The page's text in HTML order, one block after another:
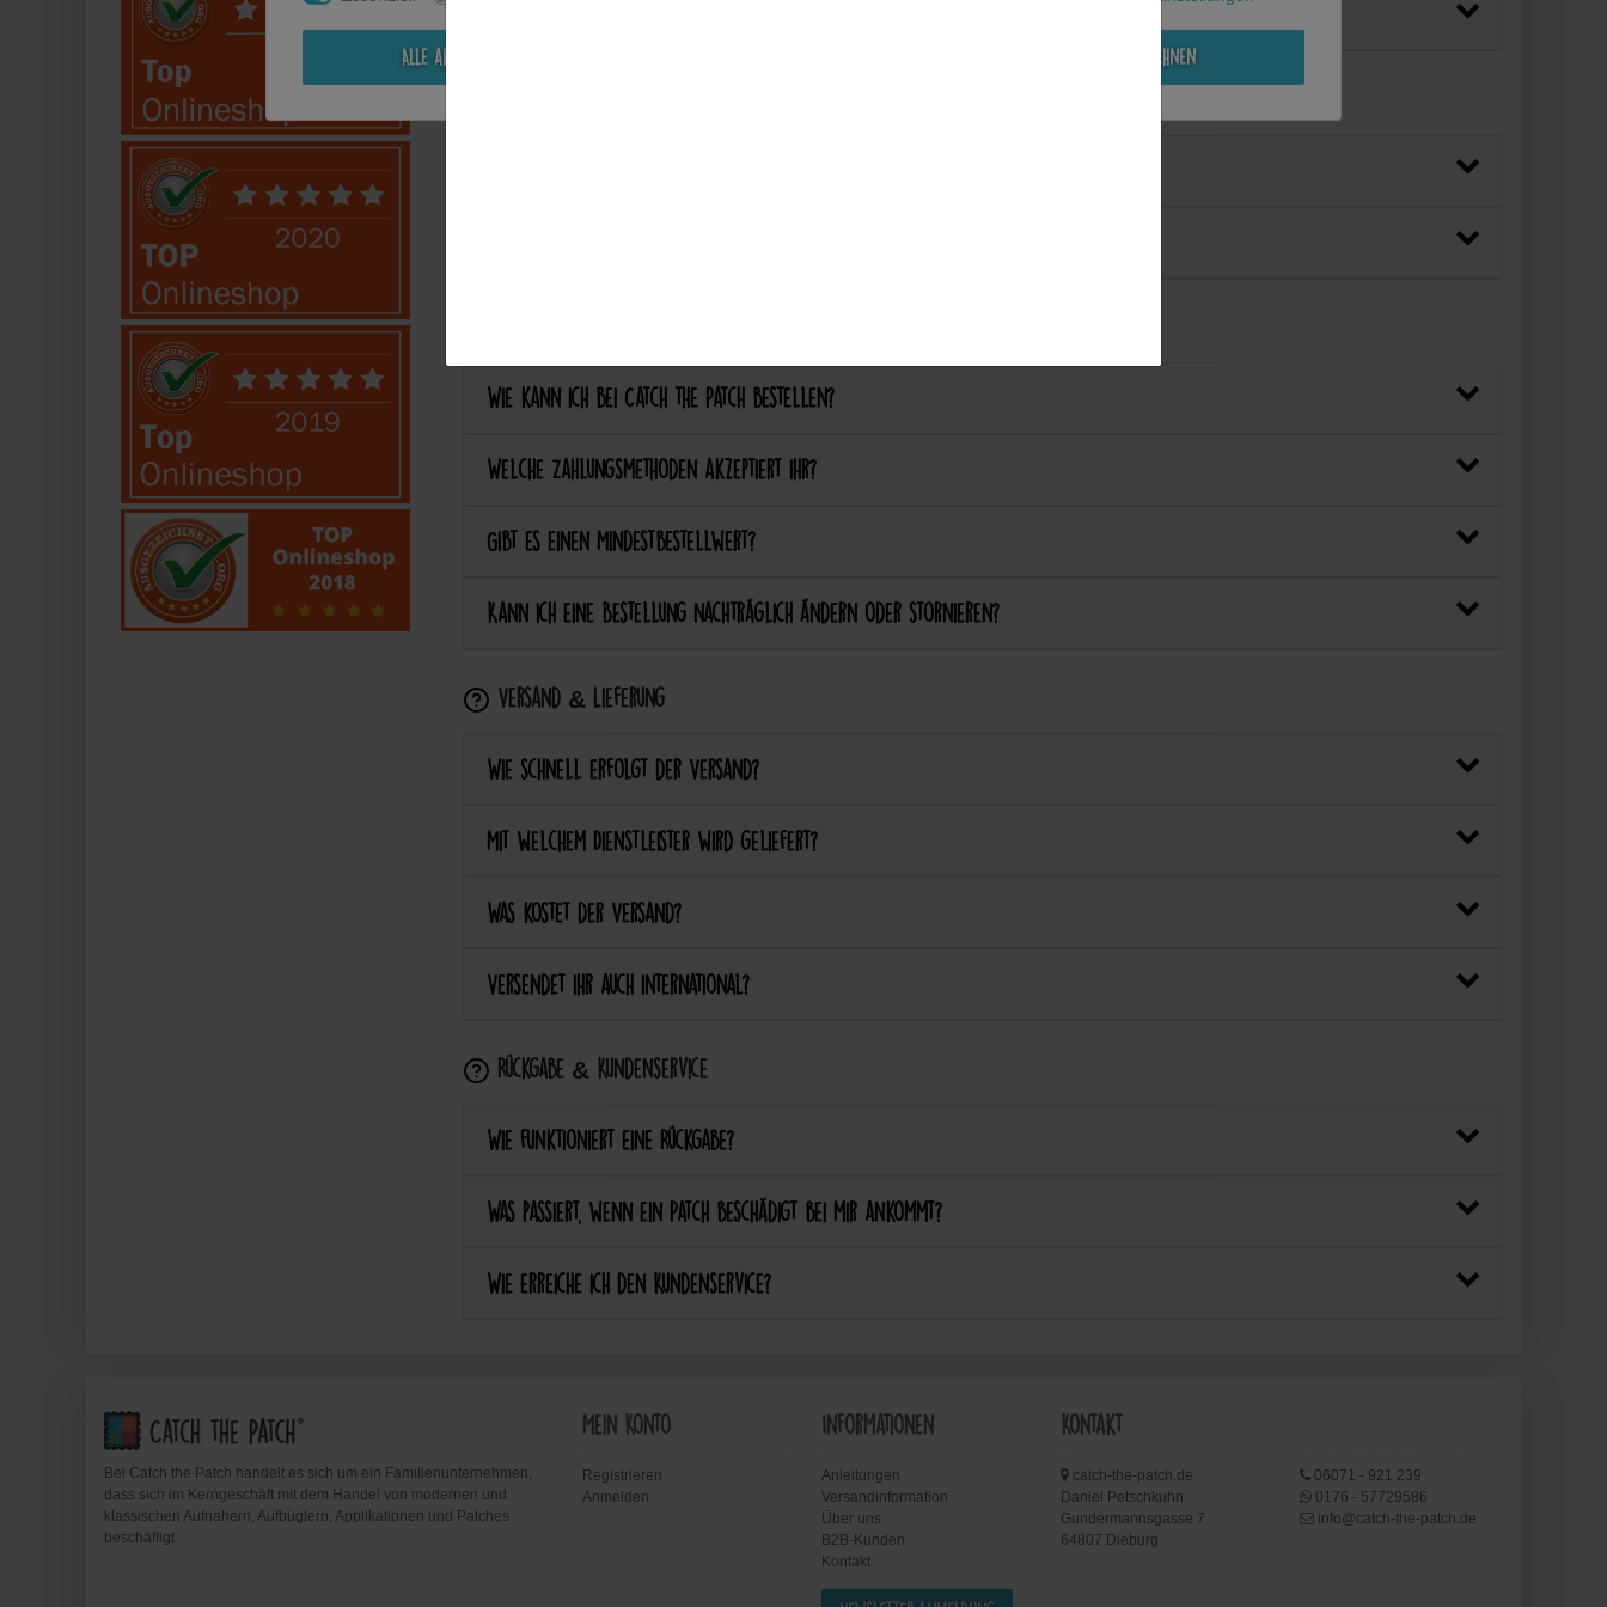
Wie kann ich bei Catch the Patch bestellen?
Welche Zahlungsmethoden akzeptiert ihr?
Gibt es einen Mindestbestellwert?
Kann ich eine Bestellung nachträglich ändern oder stornieren?
Versand & Lieferung
Wie schnell erfolgt der Versand?
Mit welchem Dienstleister wird geliefert?
Was kostet der Versand?
Versendet ihr auch international?
Rückgabe & Kundenservice
Wie funktioniert eine Rückgabe?
Was passiert, wenn ein Patch beschädigt bei mir ankommt?
Wie erreiche ich den Kundenservice?
Bei Catch the Patch handelt es sich um ein Familienunternehmen,
dass sich im Kerngeschäft mit dem Handel von modernen und
klassischen Aufnähern, Aufbüglern, Applikationen und Patches
beschäftigt.
Mein Konto
Registrieren
Anmelden
Informationen
Anleitungen
Versandinformation
Über uns
B2B-Kunden
Kontakt
Kontakt
catch-the-patch.de
Daniel Petschkuhn
Gundermannsgasse 7
64807 Dieburg
06071 - 921 239
0176 - 57729586
info@catch-the-patch.de
Alle akzeptieren Alle ablehnen